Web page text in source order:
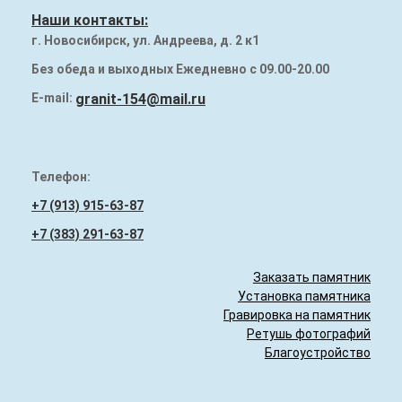
Наши работы
Памятники на могилу
Наши контакты:
г. Новосибирск, ул. Андреева, д. 2 к1
Без обеда и выходных Ежедневно с 09.00-20.00
E-mail: granit-154@mail.ru
Телефон:
+7 (913) 915-63-87
+7 (383) 291-63-87
Заказать памятник
Установка памятника
Гравировка на памятник
Ретушь фотографий
Благоустройство